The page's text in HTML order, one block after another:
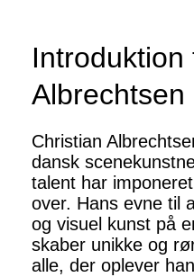
Introduktion
Albrechtsen
Christian
dansk
talent har
over. Hans evne til
og visuel kunst på
skaber unikke og
alle, der oplever